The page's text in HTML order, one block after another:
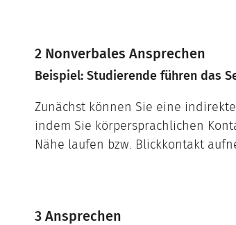
2 Nonverbales Ansprechen
Beispiel: Studierende führen das
Zunächst können Sie eine
indem Sie körpersprachlichen
Nähe laufen bzw. Blickkontakt
3 Ansprechen